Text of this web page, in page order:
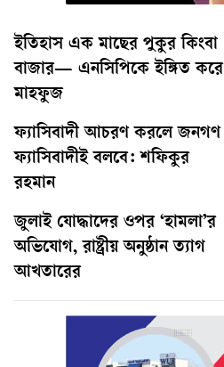
ইতিহাস এক মাছের পুকুর কিংবা
বাজার— এনসিপিকে ইঙ্গিত করে
মাহফুজ
ফ্যাসিবাদী আচরণ করলে জনগণ
ফ্যাসিবাদীই বলবে: শফিকুর
রহমান
জুলাই যোদ্ধাদের ওপর ‘হামলা’র
অভিযোগ, রাষ্ট্রীয় অনুষ্ঠান ত্যাগ
আখতারের